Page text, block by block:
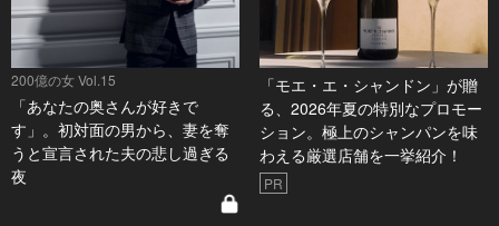
200億の女 Vol.15
「あなたの奥さんが好きで
す」。初対面の男から、妻を奪
うと宣言された夫の悲し過ぎる
夜
「モエ・エ・シャンドン」が贈
る、2026年夏の特別なプロモー
ション。極上のシャンパンを味
わえる厳選店舗を一挙紹介！
PR